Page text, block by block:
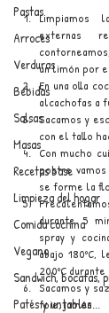
Pastas
Arroces
Verduras
Bebidas
Salsas
Masas
Recetas base
Limpieza del hogar
Comida cochina
Vegano
Sandwich, bocatas,
Patés y untables
Limpiamos
externas
un limón por
En una olla
alcachofas a
Sacamos y
con el tallo
Con mucho
postre
se forme la
durante 5
spray y
abajo 180ºC,
200ºC
Sacamos y
foie, jamón...